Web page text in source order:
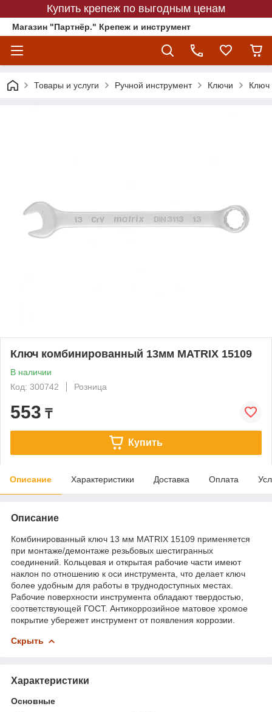
Купить крепеж по выгодным ценам
Магазин "Партнёр." Крепеж и инструмент
Товары и услуги Ручной инструмент Ключи Ключ
Ключ комбинированный 13мм MATRIX 15109
В наличии
Код: 300742
Розница
553 ₸
Купить
Описание Характеристики Доставка Оплата
Описание
Комбинированный ключ 13 мм MATRIX 15109 применяется
при монтаже/демонтаже резьбовых шестигранных
соединений. Кольцевая и открытая рабочие части имеют
наклон по отношению к оси инструмента, что делает ключ
более удобным для работы в труднодоступных местах.
Рабочие поверхности инструмента обладают твердостью,
соответствующей ГОСТ. Антикоррозийное матовое хромое
покрытие убережет инструмент от появления коррозии.
Скрыть
Характеристики
Основные